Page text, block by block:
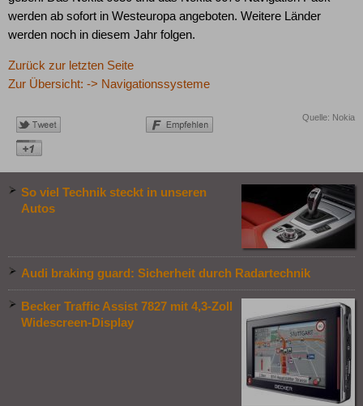
werden ab sofort in Westeuropa angeboten. Weitere Länder
werden noch in diesem Jahr folgen.
Zurück zur letzten Seite
Zur Übersicht: -> Navigationssysteme
Quelle: Nokia
So viel Technik steckt in unseren
Autos
Audi braking guard: Sicherheit durch Radartechnik
Becker Traffic Assist 7827 mit 4,3-Zoll
Widescreen-Display